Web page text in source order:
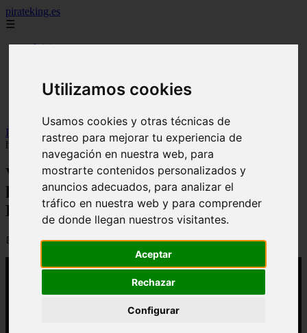
Utilizamos cookies
Usamos cookies y otras técnicas de
rastreo para mejorar tu experiencia de
navegación en nuestra web, para
mostrarte contenidos personalizados y
anuncios adecuados, para analizar el
tráfico en nuestra web y para comprender
de donde llegan nuestros visitantes.
Aceptar
Rechazar
Configurar
pirateking.es
☰
Inicio
recomendaciones
resenas
Inicio
yt-pirateking
Video Nami en apuros: fecha de estreno
horario confirmado y link para ver One Piece - Episodio 1157
Video Nami en apuros: fecha de estreno
horario confirmado y link para ver One
Piece - Episodio 1157
📅 11/04/2026